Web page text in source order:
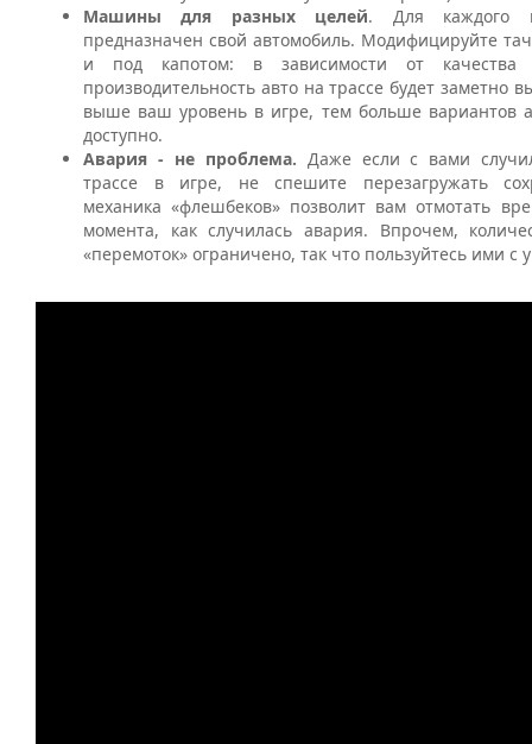
Машины для разных целей. Для каждого
предназначен свой автомобиль. Модифицируйте
и под капотом: в зависимости от качества
производительность авто на трассе будет
выше ваш уровень в игре, тем больше вариантов
доступно.
Авария - не проблема. Даже если с вами
трассе в игре, не спешите перезагружать
механика «флешбеков» позволит вам отмотать
момента, как случилась авария. Впрочем,
«перемоток» ограничено, так что пользуйтесь ими с